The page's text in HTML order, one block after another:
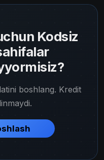
Kodsiz
boshlang. Kredit